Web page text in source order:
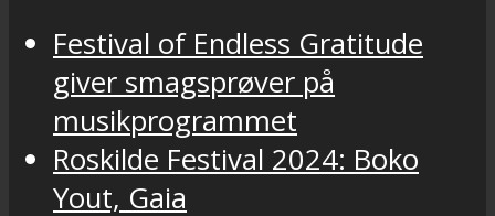
Festival of Endless Gratitude
giver smagsprøver på
musikprogrammet
Roskilde Festival 2024: Boko
Yout, Gaia